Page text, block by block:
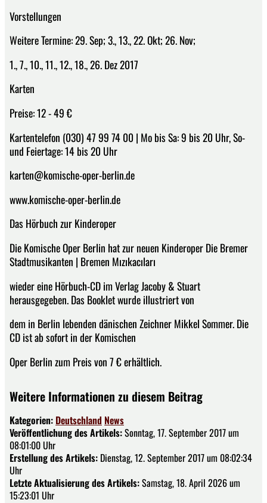
Vorstellungen
Weitere Termine: 29. Sep; 3., 13., 22. Okt; 26. Nov;
1., 7., 10., 11., 12., 18., 26. Dez 2017
Karten
Preise: 12 - 49 €
Kartentelefon (030) 47 99 74 00 | Mo bis Sa: 9 bis 20 Uhr, So-
und Feiertage: 14 bis 20 Uhr
karten@komische-oper-berlin.de
www.komische-oper-berlin.de
Das Hörbuch zur Kinderoper
Die Komische Oper Berlin hat zur neuen Kinderoper Die Bremer
Stadtmusikanten | Bremen Mızıkacıları
wieder eine Hörbuch-CD im Verlag Jacoby & Stuart
herausgegeben. Das Booklet wurde illustriert von
dem in Berlin lebenden dänischen Zeichner Mikkel Sommer. Die
CD ist ab sofort in der Komischen
Oper Berlin zum Preis von 7 € erhältlich.
Weitere Informationen zu diesem Beitrag
Kategorien: Deutschland News
Veröffentlichung des Artikels:Sonntag, 17. September 2017 um
08:01:00 Uhr
Erstellung des Artikels: Dienstag, 12. September 2017 um 08:02:34
Uhr
Letzte Aktualisierung des Artikels:Samstag, 18. April 2026 um
15:23:01 Uhr